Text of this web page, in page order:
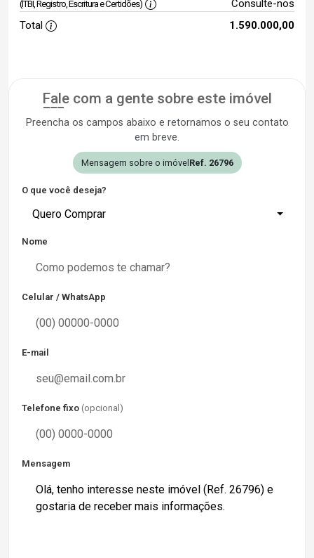
(ITBI, Registro, Escritura e Certidões)
Consulte-nos
Total
1.590.000,00
Fale com a gente sobre este imóvel
Preencha os campos abaixo e retornamos o seu contato
em breve.
Mensagem sobre o imóvel Ref. 26796
O que você deseja?
Quero Comprar
Nome
Celular / WhatsApp
E-mail
Telefone fixo (opcional)
Mensagem